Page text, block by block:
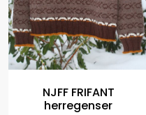
NJFF FRIFANT
herregenser